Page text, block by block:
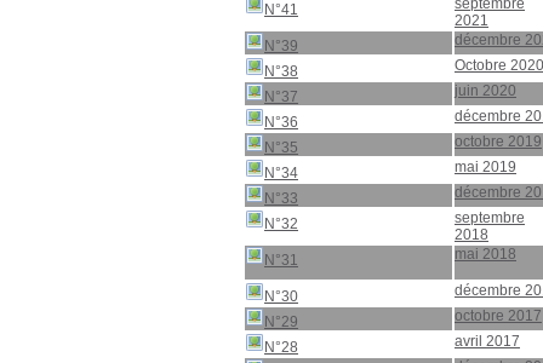
N°41
septembre
2021
N°39
décembre
N°38
Octobre 2020
N°37
juin 2020
N°36
décembre
N°35
octobre 2019
N°34
mai 2019
N°33
décembre
N°32
septembre
2018
N°31
mai 2018
N°30
décembre
N°29
octobre 2017
N°28
avril 2017